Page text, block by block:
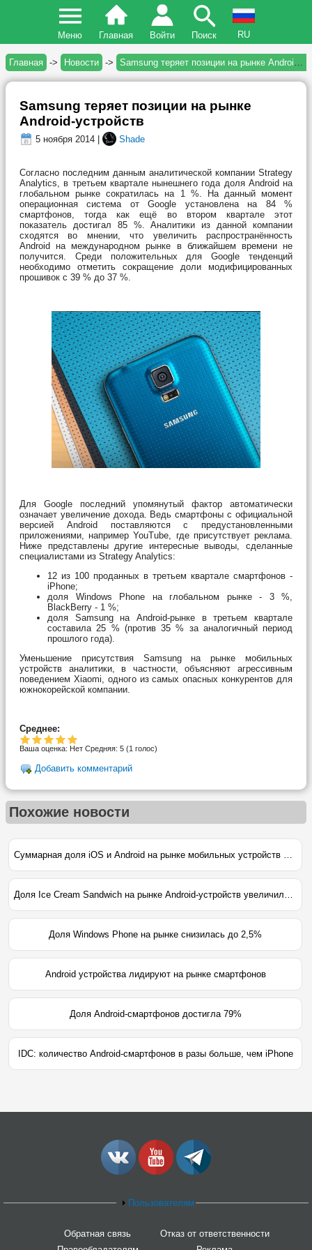
Меню Главная Войти Поиск RU
Главная -> Новости -> Samsung теряет позиции на рынке Android-устройств
Samsung теряет позиции на рынке
Android-устройств
5 ноября 2014 | Shade
Согласно последним данным аналитической компании Strategy
Analytics, в третьем квартале нынешнего года доля Android на
глобальном рынке сократилась на 1 %. На данный момент
операционная система от Google установлена на 84 %
смартфонов, тогда как ещё во втором квартале этот
показатель достигал 85 %. Аналитики из данной компании
сходятся во мнении, что увеличить распространённость
Android на международном рынке в ближайшем времени не
получится. Среди положительных для Google тенденций
необходимо отметить сокращение доли модифицированных
прошивок с 39 % до 37 %.
Для Google последний упомянутый фактор автоматически
означает увеличение дохода. Ведь смартфоны с официальной
версией Android поставляются с предустановленными
приложениями, например YouTube, где присутствует реклама.
Ниже представлены другие интересные выводы, сделанные
специалистами из Strategy Analytics:
12 из 100 проданных в третьем квартале смартфонов -
iPhone;
доля Windows Phone на глобальном рынке - 3 %,
BlackBerry - 1 %;
доля Samsung на Android-рынке в третьем квартале
составила 25 % (против 35 % за аналогичный период
прошлого года).
Уменьшение присутствия Samsung на рынке мобильных
устройств аналитики, в частности, объясняют агрессивным
поведением Xiaomi, одного из самых опасных конкурентов для
южнокорейской компании.
Среднее:
Ваша оценка: Нет Средняя: 5 (1 голос)
Добавить комментарий
Похожие новости
Доля Windows Phone на рынке снизилась до 2,5%
Android устройства лидируют на рынке смартфонов
Доля Android-смартфонов достигла 79%
IDC: количество Android-смартфонов в разы больше, чем iPhone
Пользователям
Обратная связь
Отказ от ответственности